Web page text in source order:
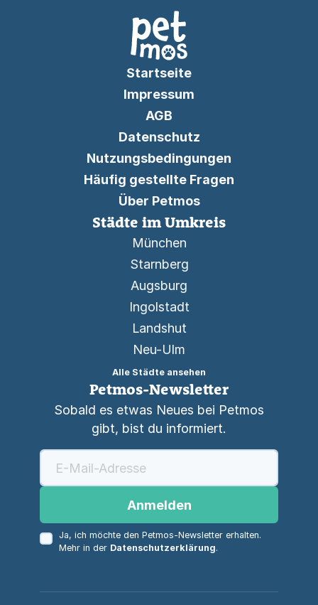
Startseite
Impressum
AGB
Datenschutz
Nutzungsbedingungen
Häufig gestellte Fragen
Über Petmos
Städte im Umkreis
München
Starnberg
Augsburg
Ingolstadt
Landshut
Neu-Ulm
Alle Städte ansehen
Petmos-Newsletter
Sobald es etwas Neues bei Petmos
gibt, bist du informiert.
Anmelden
Ja, ich möchte den Petmos-Newsletter erhalten.
Mehr in der Datenschutzerklärung.